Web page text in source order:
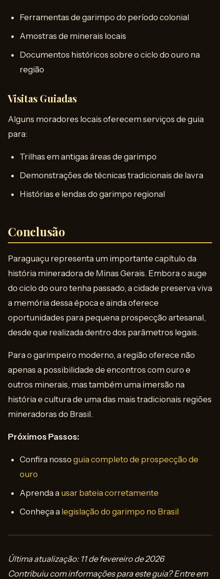
Ferramentas de garimpo do período colonial
Amostras de minerais locais
Documentos históricos sobre o ciclo do ouro na
região
Visitas Guiadas
Alguns moradores locais oferecem serviços de guia
para:
Trilhas em antigas áreas de garimpo
Demonstrações de técnicas tradicionais de lavra
Histórias e lendas do garimpo regional
Conclusão
Paraguaçu representa um importante capítulo da
história mineradora de Minas Gerais. Embora o auge
do ciclo do ouro tenha passado, a cidade preserva viva
a memória dessa época e ainda oferece
oportunidades para pequena prospecção artesanal,
desde que realizada dentro dos parâmetros legais.
Para o garimpeiro moderno, a região oferece não
apenas a possibilidade de encontros com ouro e
outros minerais, mas também uma imersão na
história e cultura de uma das mais tradicionais regiões
mineradoras do Brasil.
Próximos Passos:
Confira nosso guia completo de prospecção de
ouro
Aprenda a usar bateia corretamente
Conheça a legislação do garimpo no Brasil
Última atualização: 11 de fevereiro de 2026
Contribuiu com informações para este guia? Entre em